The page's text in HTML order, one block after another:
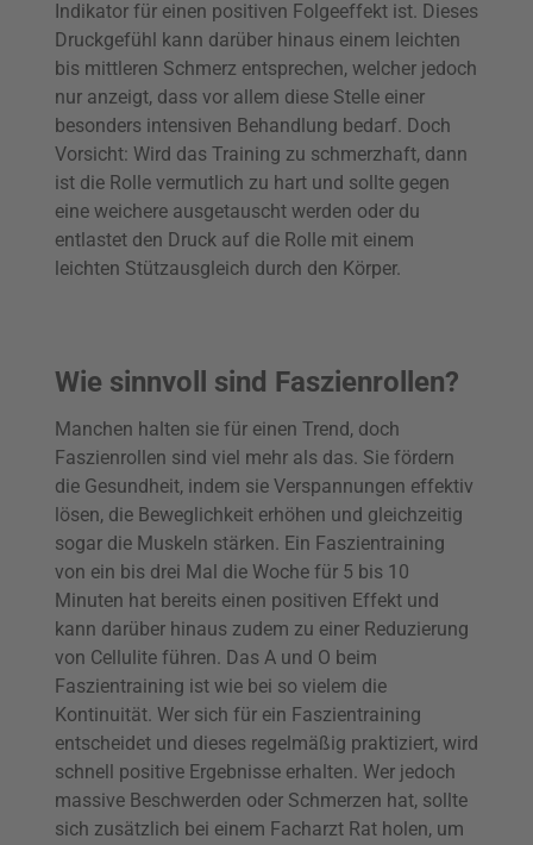
Indikator für einen positiven Folgeeffekt ist. Dieses
Druckgefühl kann darüber hinaus einem leichten
bis mittleren Schmerz entsprechen, welcher jedoch
nur anzeigt, dass vor allem diese Stelle einer
besonders intensiven Behandlung bedarf. Doch
Vorsicht: Wird das Training zu schmerzhaft, dann
ist die Rolle vermutlich zu hart und sollte gegen
eine weichere ausgetauscht werden oder du
entlastet den Druck auf die Rolle mit einem
leichten Stützausgleich durch den Körper.
Wie sinnvoll sind Faszienrollen?
Manchen halten sie für einen Trend, doch
Faszienrollen sind viel mehr als das. Sie fördern
die Gesundheit, indem sie Verspannungen effektiv
lösen, die Beweglichkeit erhöhen und gleichzeitig
sogar die Muskeln stärken. Ein Faszientraining
von ein bis drei Mal die Woche für 5 bis 10
Minuten hat bereits einen positiven Effekt und
kann darüber hinaus zudem zu einer Reduzierung
von Cellulite führen. Das A und O beim
Faszientraining ist wie bei so vielem die
Kontinuität. Wer sich für ein Faszientraining
entscheidet und dieses regelmäßig praktiziert, wird
schnell positive Ergebnisse erhalten. Wer jedoch
massive Beschwerden oder Schmerzen hat, sollte
sich zusätzlich bei einem Facharzt Rat holen, um